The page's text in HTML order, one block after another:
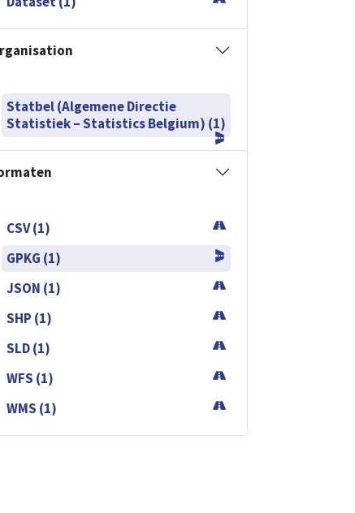
Statbel (Algemene Directie
Statistiek – Statistics Belgium) (1)
CSV (1)
GPKG (1)
JSON (1)
SHP (1)
SLD (1)
WFS (1)
WMS (1)